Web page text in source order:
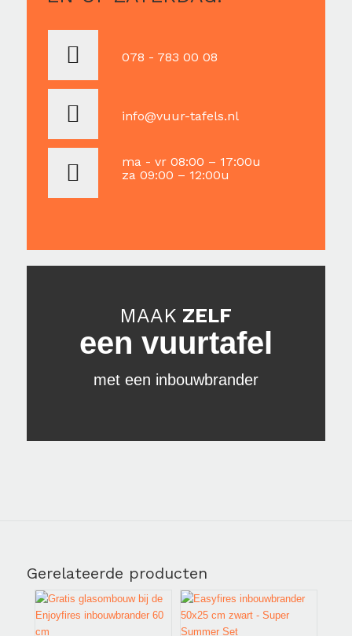
078 - 783 00 08
info@vuur-tafels.nl
ma - vr 08:00 – 17:00u
za 09:00 – 12:00u
MAAK ZELF
een vuurtafel
met een inbouwbrander
Gerelateerde producten